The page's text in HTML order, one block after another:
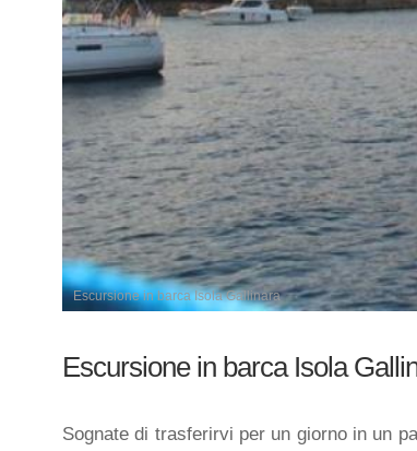
Escursione in barca Isola Gallinara
Escursione in barca Isola
Sognate di trasferirvi per un giorno in un